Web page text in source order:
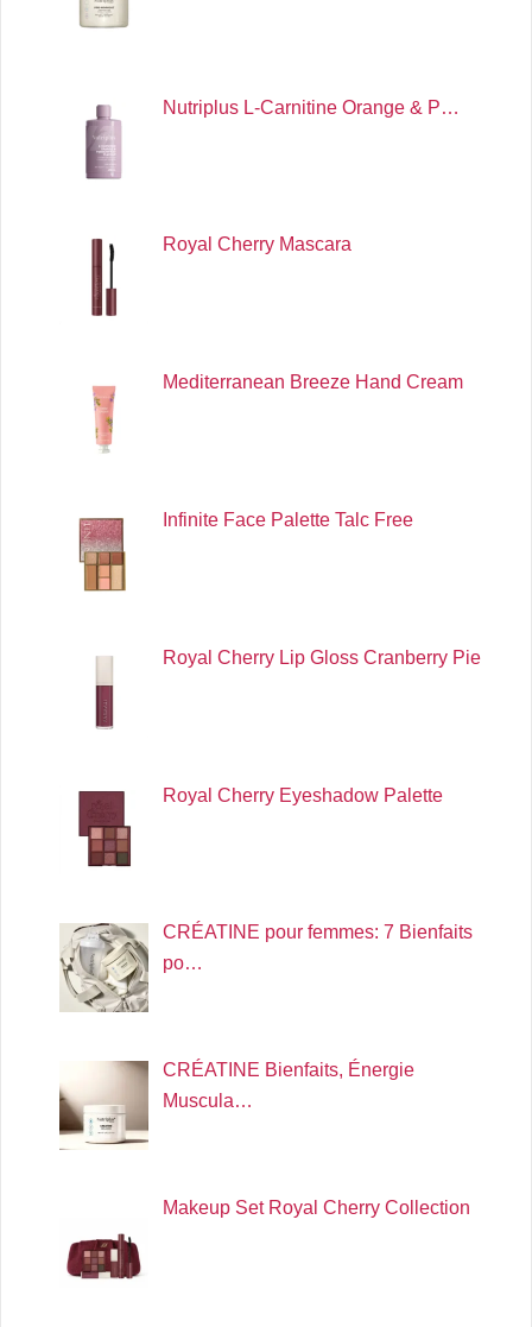
Nutriplus L-Carnitine Orange & P…
Royal Cherry Mascara
Mediterranean Breeze Hand Cream
Infinite Face Palette Talc Free
Royal Cherry Lip Gloss Cranberry Pie
Royal Cherry Eyeshadow Palette
CRÉATINE pour femmes: 7 Bienfaits
po…
CRÉATINE Bienfaits, Énergie
Muscula…
Makeup Set Royal Cherry Collection